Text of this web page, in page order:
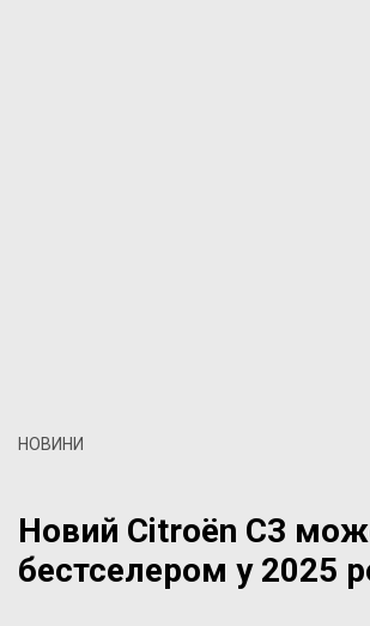
НОВИНИ
Новий Citroën C3
бестселером у 2025